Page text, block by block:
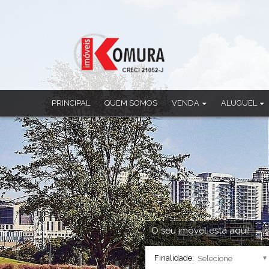
PRINCIPAL QUEM SOMOS VENDA
Casa Comercial
Casa em Condomínio
Chácara
Cobertura Duplex
Imóvel Comercial
Prédio
Sala Comercial
Salão
ALUGUEL
Casa
Casa em
Ponto
Sala
Salão
Sobrado
O seu imóvel está aqui!
Finalidade: